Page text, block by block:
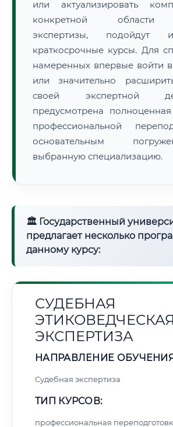
или актуализировать
конкретной области
экспертизы, подойдут
краткосрочные курсы. Для
намеренных впервые войти
или значительно
своей экспертной
предусмотрена
профессиональной
основательным
выбранную специализацию.
🏛 Государственный
предлагает несколько
данному курсу:
СУДЕБНАЯ
ЭТИКОВЕДЧЕСКАЯ
ЭКСПЕРТИЗА
НАПРАВЛЕНИЕ
Судебная экспертиза
ТИП КУРСОВ:
профессиональная